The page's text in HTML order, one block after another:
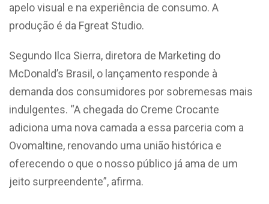
apelo visual e na experiência de consumo. A
produção é da Fgreat Studio.
Segundo Ilca Sierra, diretora de Marketing do
McDonald’s Brasil, o lançamento responde à
demanda dos consumidores por sobremesas mais
indulgentes. “A chegada do Creme Crocante
adiciona uma nova camada a essa parceria com a
Ovomaltine, renovando uma união histórica e
oferecendo o que o nosso público já ama de um
jeito surpreendente”, afirma.